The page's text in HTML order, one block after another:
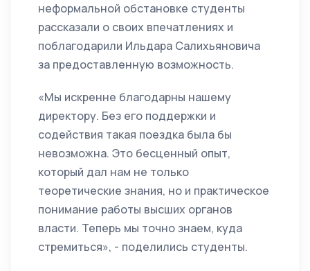
неформальной обстановке студенты
рассказали о своих впечатлениях и
поблагодарили Ильдара Салихьяновича
за предоставленную возможность.
«Мы искренне благодарны нашему
директору. Без его поддержки и
содействия такая поездка была бы
невозможна. Это бесценный опыт,
который дал нам не только
теоретические знания, но и практическое
понимание работы высших органов
власти. Теперь мы точно знаем, куда
стремиться», - поделились студенты.